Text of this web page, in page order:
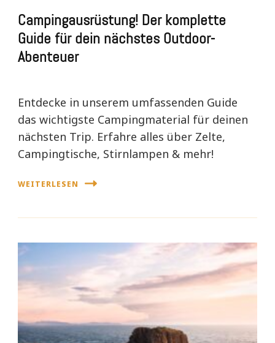
Campingausrüstung! Der komplette
Guide für dein nächstes Outdoor-
Abenteuer
Entdecke in unserem umfassenden Guide
das wichtigste Campingmaterial für deinen
nächsten Trip. Erfahre alles über Zelte,
Campingtische, Stirnlampen & mehr!
WEITERLESEN